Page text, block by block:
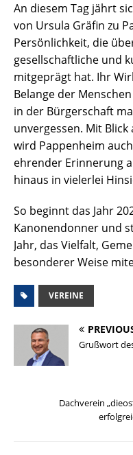
An diesem Tag jährt
von Ursula Gräfin zu
Persönlichkeit, die
gesellschaftliche und
mitgeprägt hat. Ihr
Belange der
in der Bürgerschaft
unvergessen. Mit
wird Pappenheim
ehrender Erinnerung
hinaus in vielerlei
So beginnt das Jahr
Kanonendonner und
Jahr, das Vielfalt,
besonderer Weise
VEREINE
Grußwort
Dachverein